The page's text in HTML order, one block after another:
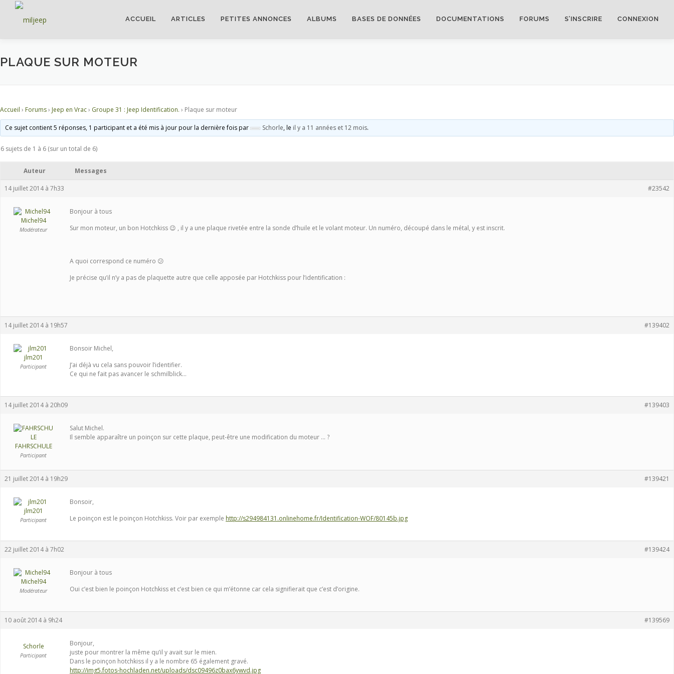
ACCUEIL ARTICLES PETITES ANNONCES ALBUMS BASES DE DONNÉES DOCUMENTATIONS FORUMS S’INSCRIRE CONNEXION
PLAQUE SUR MOTEUR
Accueil › Forums› Jeep en Vrac› Groupe 31 : Jeep Identification. › Plaque sur moteur
Ce sujet contient 5 réponses, 1 participant et a été mis à jour pour la dernière fois par Schorle, le il y a 11 années et 12 mois.
6 sujets de 1 à 6 (sur un total de 6)
Auteur Messages
14 juillet 2014 à 7h33 #23542
Michel94
Modérateur
Bonjour à tous
Sur mon moteur, un bon Hotchkiss 😉 , il y a une plaque rivetée entre la sonde d’huile et le volant moteur. Un numéro, découpé dans le métal, y est inscrit.
A quoi correspond ce numéro 😕
Je précise qu’il n’y a pas de plaquette autre que celle apposée par Hotchkiss pour l’identification :
14 juillet 2014 à 19h57 #139402
jlm201
Participant
Bonsoir Michel,
J’ai déjà vu cela sans pouvoir l’identifier.
Ce qui ne fait pas avancer le schmilblick…
14 juillet 2014 à 20h09 #139403
FAHRSCHULE
Participant
Salut Michel.
Il semble apparaître un poinçon sur cette plaque, peut-être une modification du moteur … ?
21 juillet 2014 à 19h29 #139421
jlm201
Participant
Bonsoir,
Le poinçon est le poinçon Hotchkiss. Voir par exemple http://s294984131.onlinehome.fr/Identification-WOF/80145b.jpg
22 juillet 2014 à 7h02 #139424
Michel94
Modérateur
Bonjour à tous
Oui c’est bien le poinçon Hotchkiss et c’est bien ce qui m’étonne car cela signifierait que c’est d’origine.
10 août 2014 à 9h24 #139569
Schorle
Participant
Bonjour,
juste pour montrer la même qu’il y avait sur le mien.
Dans le poinçon hotchkiss il y a le nombre 65 également gravé.
http://img5.fotos-hochladen.net/uploads/dsc09496z0bax6ywvd.jpg